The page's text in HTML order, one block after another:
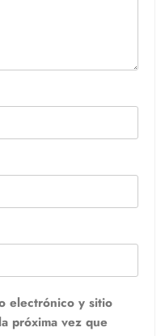
electrónico y sitio
próxima vez que